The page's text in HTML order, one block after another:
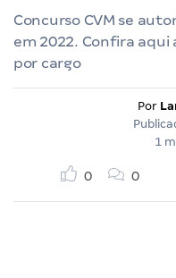
Concurso CVM se
em 2022. Confira
por cargo
Por
1
0 0